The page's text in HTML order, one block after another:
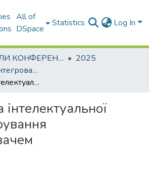
All of
DSpace
Statistics Log In
МАТЕРІАЛИ КОНФЕРЕНЦІЙ
2025
Комп’ютерно-інтегровані технології автоматизації технологічних процесів на транспорті та у виробництві
Архітектура інтелектуальної системи керування навантажувачем
інтелектуальної